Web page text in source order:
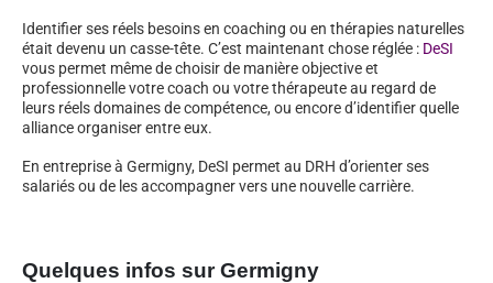
Identifier ses réels besoins en coaching ou en thérapies naturelles
était devenu un casse-tête. C’est maintenant chose réglée : DeSI
vous permet même de choisir de manière objective et
professionnelle votre coach ou votre thérapeute au regard de
leurs réels domaines de compétence, ou encore d’identifier quelle
alliance organiser entre eux.
En entreprise à Germigny, DeSI permet au DRH d’orienter ses
salariés ou de les accompagner vers une nouvelle carrière.
Quelques infos sur Germigny